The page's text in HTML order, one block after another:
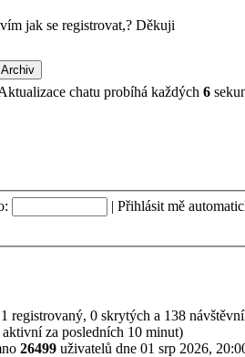
jak se registrovat,? Děkuji
chatu probíhá každých 6
| Přihlásit mě
registrovaný, 0 skrytých a 138
za posledních 10 minut)
26499 uživatelů dne 01 srp 2026,